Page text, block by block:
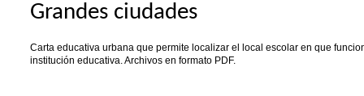
Grandes ciudades
Carta educativa urbana que permite localizar el local escolar en que
institución educativa. Archivos en formato PDF.